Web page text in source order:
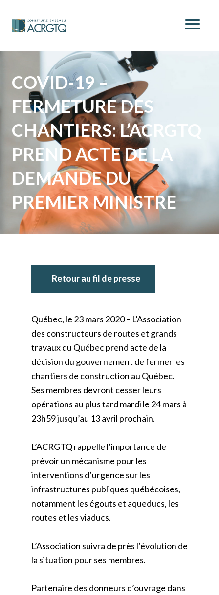
COVID-19 –
FERMETURE DES
CHANTIERS: L’ACRGTQ
PREND ACTE DE LA
DEMANDE DU
PREMIER MINISTRE
Retour au fil de presse
Québec, le 23 mars 2020 – L’Association
des constructeurs de routes et grands
travaux du Québec prend acte de la
décision du gouvernement de fermer les
chantiers de construction au Québec.
Ses membres devront cesser leurs
opérations au plus tard mardi le 24 mars à
23h59 jusqu’au 13 avril prochain.
L’ACRGTQ rappelle l’importance de
prévoir un mécanisme pour les
interventions d’urgence sur les
infrastructures publiques québécoises,
notamment les égouts et aqueducs, les
routes et les viaducs.
L’Association suivra de près l’évolution de
la situation pour ses membres.
Partenaire des donneurs d’ouvrage dans